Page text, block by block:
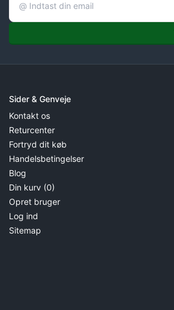
Sider & Genveje
Kontakt os
Returcenter
Fortryd dit køb
Handelsbetingelser
Blog
Din kurv (0)
Opret bruger
Log ind
Sitemap